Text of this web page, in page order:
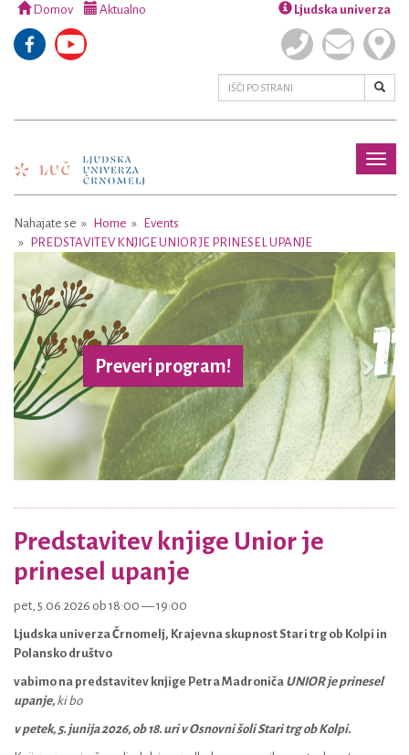
Domov Aktualno Ljudska univerza
Nahajate se Home
Events
PREDSTAVITEV KNJIGE UNIOR JE PRINESEL UPANJE
Preveri program!
Previous Next
Predstavitev knjige Unior je
prinesel upanje
pet, 5.06.2026 ob 18:00 — 19:00
Ljudska univerza Črnomelj, Krajevna skupnost Stari trg ob Kolpi in
Polansko društvo
vabimo na predstavitev knjige Petra Madroniča UNIOR je prinesel
upanje, ki bo
v petek, 5. junija 2026, ob 18. uri v Osnovni šoli Stari trg ob Kolpi.